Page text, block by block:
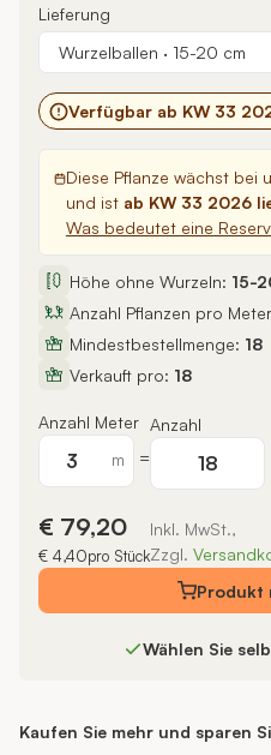
Lieferung
Wurzelballen · 15-20 cm
Verfügbar ab KW 33
Diese Pflanze wächst bei
und ist ab KW 33 2026
Was bedeutet eine
Höhe ohne Wurzeln: 15-
Anzahl Pflanzen pro
Mindestbestellmenge: 18
Verkauft pro: 18
Anzahl Meter
m
=
Anzahl
€ 79,20
€ 4,40pro Stück
Inkl. MwSt.,
Zzgl.
Produkt
Wählen Sie
Kaufen Sie mehr und sparen